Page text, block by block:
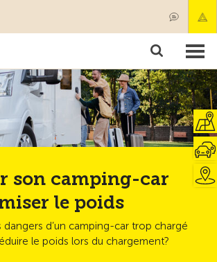
son camping-car
le poids
dangers d’un camping-car trop chargé
le poids lors du chargement?